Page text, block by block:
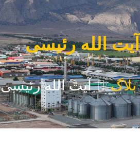
آیت الله رئیسی
بلاگ آیت الله رئیسی